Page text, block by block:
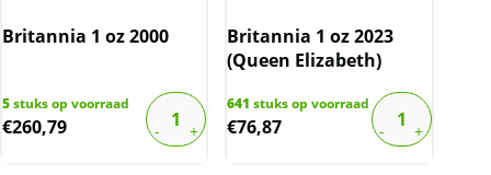
Britannia 1 oz 2000
5stuks op voorraad
€260,79
Britannia 1 oz 2023
(Queen Elizabeth)
641 stuks op voorraad
€76,87